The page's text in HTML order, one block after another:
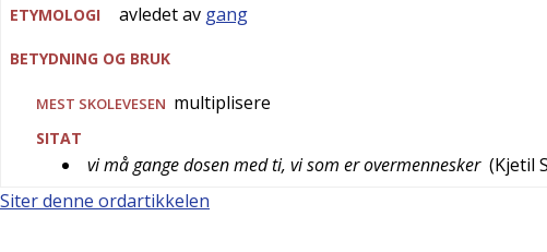
ETYMOLOGI avledet av gang
BETYDNING OG BRUK
MEST SKOLEVESEN multiplisere
SITAT
vi må gange dosen med ti, vi som er overmennesker (Kjetil
Siter denne ordartikkelen